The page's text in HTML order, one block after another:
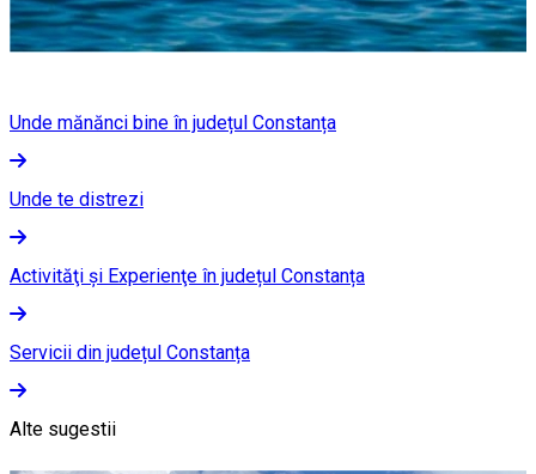
Unde mănănci bine în județul Constanța
Unde te distrezi
Activităţi şi Experienţe în județul Constanța
Servicii din județul Constanța
Alte sugestii